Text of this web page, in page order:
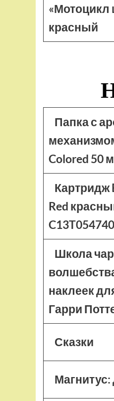
«Мотоцикл
красный
Папка с
Colored 50
Картридж
Red
Школа
наклеек
Гарри
Сказки
Магнитус: